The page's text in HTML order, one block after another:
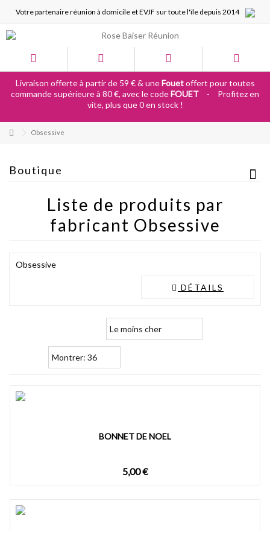
Votre partenaire réunion à domicile et EVJF sur toute l'île depuis 2014
Livraison offerte à partir de 59 € & uneFouetoffert pour toutes
commande supérieure à 80 €, avec le codeFOUET -
Profitez en
vite, plus que 0 en stock !
Obsessive
Boutique
Liste de produits par
fabricant Obsessive
Obsessive
DÉTAILS
BONNET DE NOEL
5,00 €